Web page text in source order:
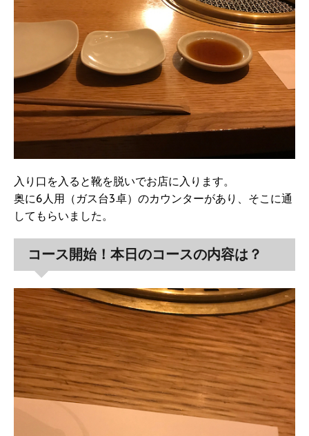
入り口を入ると靴を脱いでお店に入ります。
奥に6人用（ガス台3卓）のカウンターがあり、そこに通
してもらいました。
コース開始！本日のコースの内容は？